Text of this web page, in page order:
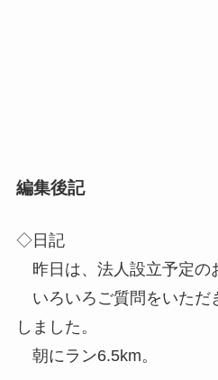
編集後記
◇日記
昨日は、法人設立予定の
いろいろご質問をいただ
しました。
朝にラン6.5km。